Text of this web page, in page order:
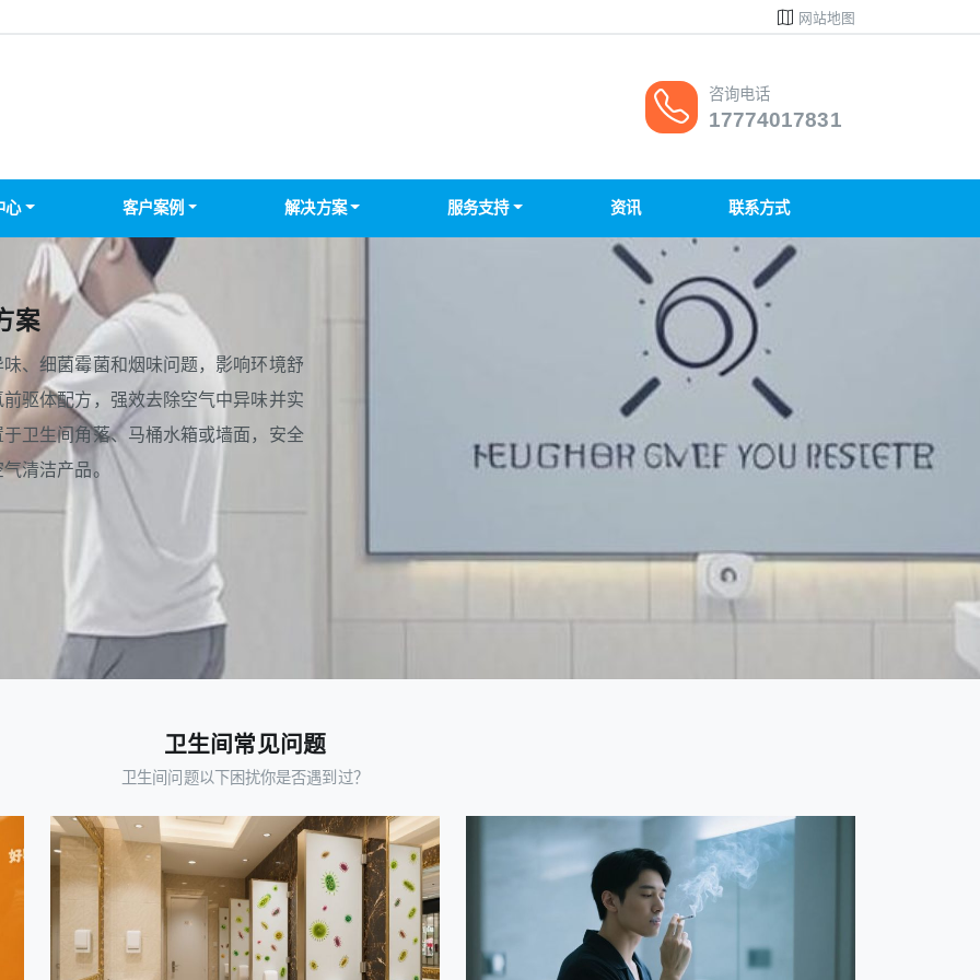
网站地图
咨询电话
17774017831
心 客户案例 解决方案 服务支持 资讯 联系方式
案
、细菌霉菌和烟味问题，影响环境舒
驱体配方，强效去除空气中异味并实
卫生间角落、马桶水箱或墙面，安全
清洁产品。
卫生间常见问题
卫生间问题以下困扰你是否遇到过？